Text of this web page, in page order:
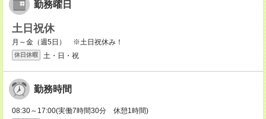
勤務曜日
土日祝休
月～金（週5日） ※土日祝休み！
休日休暇 土・日・祝
勤務時間
08:30～17:00(実働7時間30分 休憩1時間)